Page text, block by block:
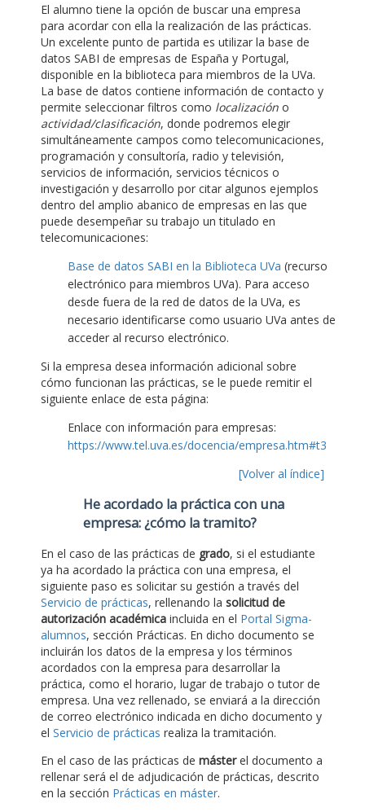
El alumno tiene la opción de buscar una empresa
para acordar con ella la realización de las prácticas.
Un excelente punto de partida es utilizar la base de
datos SABI de empresas de España y Portugal,
disponible en la biblioteca para miembros de la UVa.
La base de datos contiene información de contacto y
permite seleccionar filtros como localización o
actividad/clasificación, donde podremos elegir
simultáneamente campos como telecomunicaciones,
programación y consultoría, radio y televisión,
servicios de información, servicios técnicos o
investigación y desarrollo por citar algunos ejemplos
dentro del amplio abanico de empresas en las que
puede desempeñar su trabajo un titulado en
telecomunicaciones:
Base de datos SABI en la Biblioteca UVa (recurso
electrónico para miembros UVa). Para acceso
desde fuera de la red de datos de la UVa, es
necesario identificarse como usuario UVa antes de
acceder al recurso electrónico.
Si la empresa desea información adicional sobre
cómo funcionan las prácticas, se le puede remitir el
siguiente enlace de esta página:
Enlace con información para empresas:
https://www.tel.uva.es/docencia/empresa.htm#t3
[Volver al índice]
He acordado la práctica con una
empresa: ¿cómo la tramito?
En el caso de las prácticas de grado, si el estudiante
ya ha acordado la práctica con una empresa, el
siguiente paso es solicitar su gestión a través del
Servicio de prácticas, rellenando la solicitud de
autorización académica incluida en el Portal Sigma-
alumnos, sección Prácticas. En dicho documento se
incluirán los datos de la empresa y los términos
acordados con la empresa para desarrollar la
práctica, como el horario, lugar de trabajo o tutor de
empresa. Una vez rellenado, se enviará a la dirección
de correo electrónico indicada en dicho documento y
el Servicio de prácticas realiza la tramitación.
En el caso de las prácticas de másterel documento a
rellenar será el de adjudicación de prácticas, descrito
en la sección Prácticas en máster.